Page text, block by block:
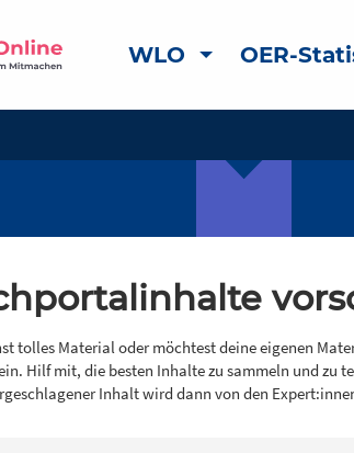
WLO OER-
tolles Material oder möchtest deine eigenen
Hilf mit, die besten Inhalte zu sammeln und
Inhalt wird dann von den